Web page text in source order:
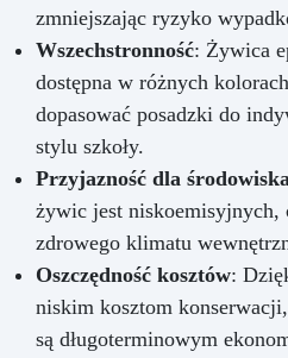
zmniejszając ryzyko
Wszechstronność: Żywica
dostępna w różnych
dopasować posadzki do
stylu szkoły.
Przyjazność dla
żywic jest niskoemisyjnych,
zdrowego klimatu
Oszczędność kosztów:
niskim kosztom
są długoterminowym